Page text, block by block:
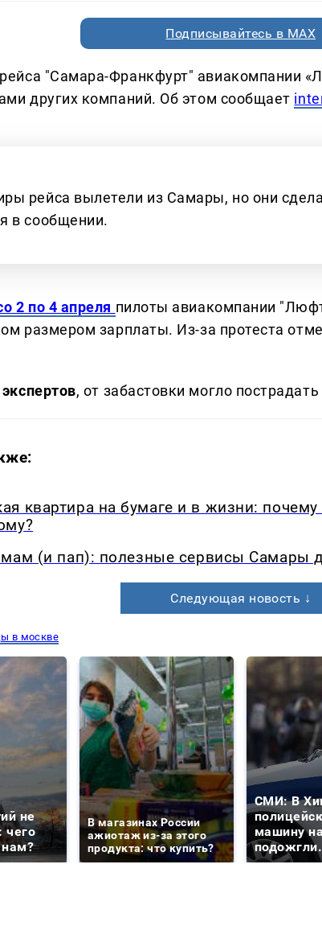
Подписывайтесь в MAX
"Самара-Франкфурт" авиакомпании
других компаний. Об этом сообщает
рейса вылетели из Самары, но они
в сообщении.
2 по 4 апреля пилоты авиакомпании
размером зарплаты. Из-за протеста
, от забастовки могло
квартира на бумаге и в жизни:
мам (и пап): полезные сервисы Самары
Следующая новость ↓
в москве
не
чего
В магазинах России
ажиотаж из-за этого
продукта: что купить?
СМИ: В
машину
подожгли.